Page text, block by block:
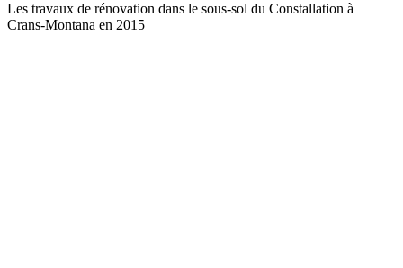
Les travaux de rénovation dans le sous-sol du Constallation à
Crans-Montana en 2015